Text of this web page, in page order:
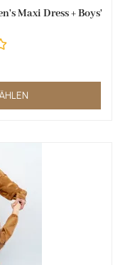
Maxi Dress + Boys'